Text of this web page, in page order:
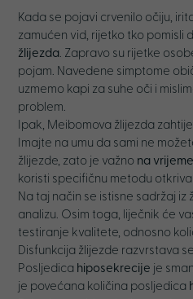
Kada se pojavi crvenilo očiju,
zamućen vid, rijetko tko pomisli
žlijezda. Zapravo su rijetke
pojam. Navedene simptome
uzmemo kapi za suhe oči i
problem.
Ipak, Meibomova žlijezda
Imajte na umu da sami ne
žlijezde, zato je važno na
koristi specifičnu metodu
Na taj način se istisne sadržaj iz
analizu. Osim toga, liječnik će
testiranje kvalitete, odnosno
Disfunkcija žlijezde razvrstava
Posljedica hiposekrecije je
je povećana količina posljedica